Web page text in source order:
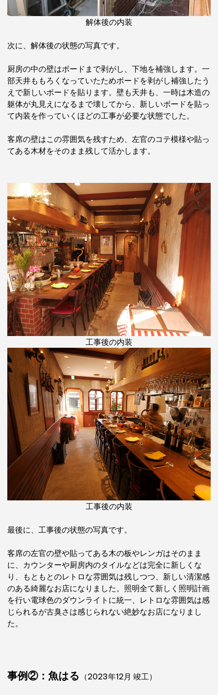
解体後の内装
次に、解体後の状態の写真です。
厨房の中の壁はボードまで剥がし、下地を補強します。一
部天井ももろくなっていたためボードを剥がし補強したう
えで新しいボードを貼ります。壁も天井も、一時は木造の
躯体が丸見えになるまで壊してから、新しいボードを貼っ
て内装を作っていくほどの工事が必要な状態でした。
客席の壁はこの雰囲気を残すため、左官のコテ模様や貼っ
てある木材をそのまま残して活かします。
工事後の内装
工事後の内装
最後に、工事後の状態の写真です。
客席の左官の壁や貼ってある木の板やレンガはそのまま
に、カウンターや厨房内のタイルなどは完全に新しくな
り、もともとのレトロな雰囲気は残しつつ、新しい清潔感
のある綺麗なお店になりました。照明全て新しく照明計画
を行い電球色のダウンライトに統一、レトロな雰囲気は感
じられるが古臭さは感じられない絶妙なお店になりまし
た。
事例②：魚はる （2023年12月 竣工）